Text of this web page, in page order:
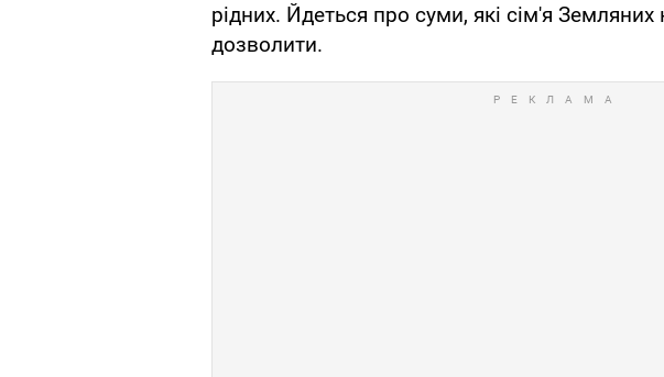
рідних. Йдеться про суми, які сім'я Земляних
дозволити.